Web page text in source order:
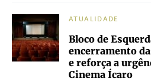
ATUALIDADE
Bloco de
encerramento
e reforça a
Cinema Ícaro